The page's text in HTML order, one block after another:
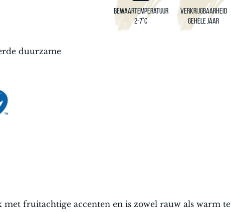
Bewaartemperatuur
2-7°C
Verkrijgbaarheid
Gehele jaar
duurzame
met fruitachtige accenten en is zowel rauw als warm te